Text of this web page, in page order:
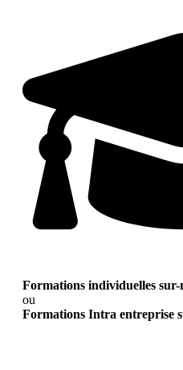
Formations individuelles sur-
ou
Formations Intra entreprise